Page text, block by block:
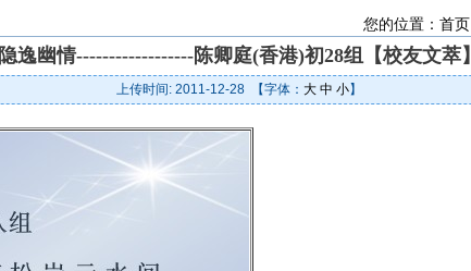
您的位置：首页
隐逸幽情------------------陈卿庭(香港)初28组【校友文萃】
上传时间: 2011-12-28 【字体： 大 中 小】